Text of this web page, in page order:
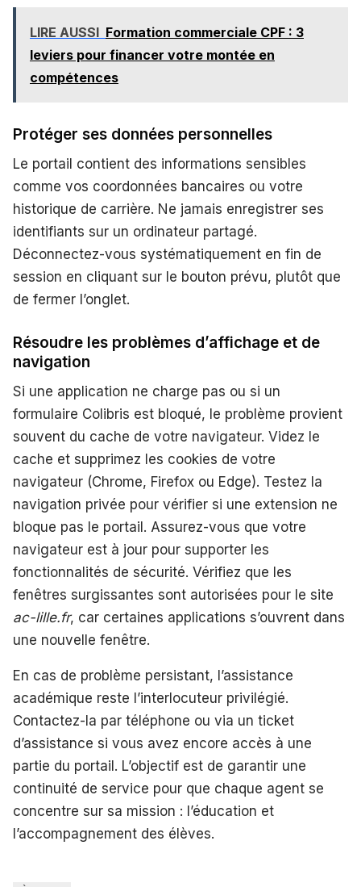
LIRE AUSSI Formation commerciale CPF : 3
leviers pour financer votre montée en
compétences
Protéger ses données personnelles
Le portail contient des informations sensibles
comme vos coordonnées bancaires ou votre
historique de carrière. Ne jamais enregistrer ses
identifiants sur un ordinateur partagé.
Déconnectez-vous systématiquement en fin de
session en cliquant sur le bouton prévu, plutôt que
de fermer l’onglet.
Résoudre les problèmes d’affichage et de
navigation
Si une application ne charge pas ou si un
formulaire Colibris est bloqué, le problème provient
souvent du cache de votre navigateur. Videz le
cache et supprimez les cookies de votre
navigateur (Chrome, Firefox ou Edge). Testez la
navigation privée pour vérifier si une extension ne
bloque pas le portail. Assurez-vous que votre
navigateur est à jour pour supporter les
fonctionnalités de sécurité. Vérifiez que les
fenêtres surgissantes sont autorisées pour le site
ac-lille.fr, car certaines applications s’ouvrent dans
une nouvelle fenêtre.
En cas de problème persistant, l’assistance
académique reste l’interlocuteur privilégié.
Contactez-la par téléphone ou via un ticket
d’assistance si vous avez encore accès à une
partie du portail. L’objectif est de garantir une
continuité de service pour que chaque agent se
concentre sur sa mission : l’éducation et
l’accompagnement des élèves.